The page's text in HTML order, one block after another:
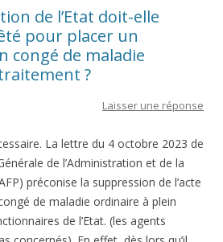
de l’Etat doit-elle
pour placer un
congé de maladie
?
Laisser une réponse
La lettre du 4 octobre 2023 de
de l’Administration et de la
préconise la suppression de l’acte
de maladie ordinaire à plein
de l’Etat. (les agents